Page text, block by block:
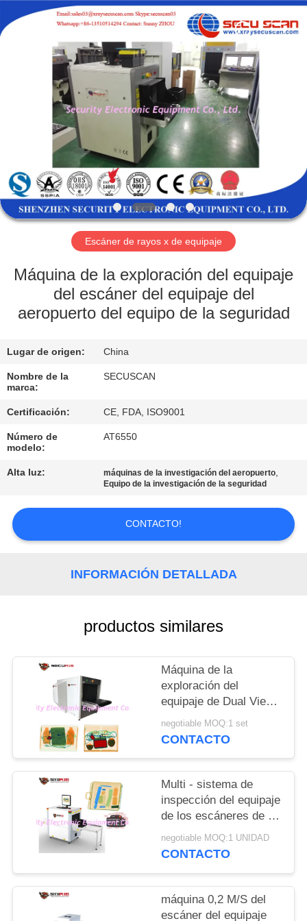
HOGAR
PRODUCTOS
SOBRE
NOSOTROS
VIAJE
LA
FÁBRICA
DE
CALIDAD
EN
CONTACTO
NOTICIAS
MAPA
SITIO
PRIVACY
POLICY
SHENZHEN
SECURITY
ELECTRONIC
EQUIPMENT
Escáner de rayos x de equipaje
Máquina de la exploración del equipaje
del escáner del equipaje del
aeropuerto del equipo de la seguridad
Lugar de origen: China
Nombre de la
marca:
SECUSCAN
Certificación: CE, FDA, ISO9001
Número de
modelo:
AT6550
Alta luz: máquinas de la investigación del aeropuerto,
Equipo de la investigación de la seguridad
CONTACTO!
INFORMACIÓN DETALLADA
productos similares
Máquina de la
exploración del
equipaje de Dual View
del paquete para que
acontecimiento del
negotiable MOQ:1 set
CONTACTO
Multi - sistema de
inspección del equipaje
de los escáneres de la
seguridad
aeroportuaria de la
negotiable MOQ:1 UNIDAD
CONTACTO
máquina 0,2 M/S del
escáner del equipaje